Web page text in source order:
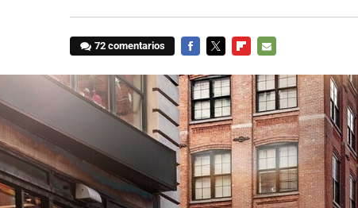
72 comentarios
MAIL